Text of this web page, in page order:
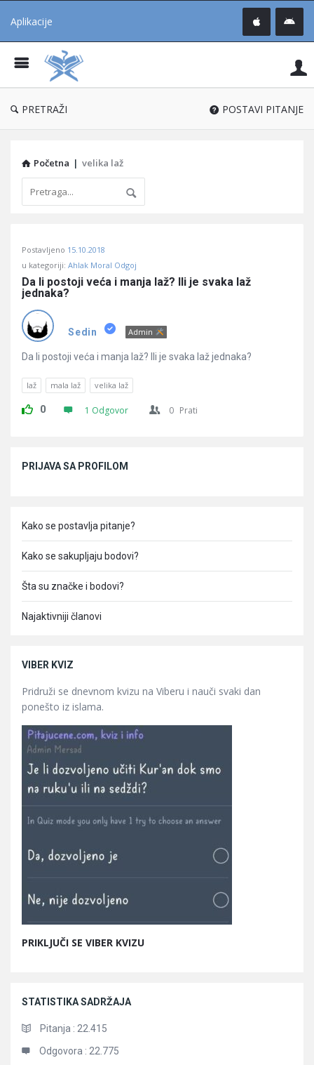
Aplikacije
®
PRETRAŽI POSTAVI PITANJE
Početna | velika laž
Učene
Latest
Pitanja
Postavljeno 15.10.2018
u kategoriji: Ahlak Moral Odgoj
Da li postoji veća i manja laž? Ili je svaka laž
jednaka?
Sedin Admin
Da li postoji veća i manja laž? Ili je svaka laž jednaka?
laž mala laž velika laž
0 1 Odgovor 0 Prati
PRIJAVA SA PROFILOM
Kako se postavlja pitanje?
Kako se sakupljaju bodovi?
Šta su značke i bodovi?
Najaktivniji članovi
VIBER KVIZ
Pridruži se dnevnom kvizu na Viberu i nauči svaki dan
ponešto iz islama.
PRIKLJUČI SE VIBER KVIZU
STATISTIKA SADRŽAJA
Pitanja : 22.415
Odgovora : 22.775